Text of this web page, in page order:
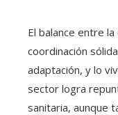
El balance entre
coordinación
adaptación, y lo
sector logra
sanitaria, aunque